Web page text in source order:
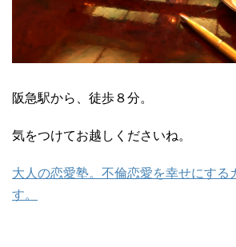
阪急駅から、徒歩８分。
気をつけてお越しくださいね。
大人の恋愛塾。不倫恋愛を幸せにする
す。